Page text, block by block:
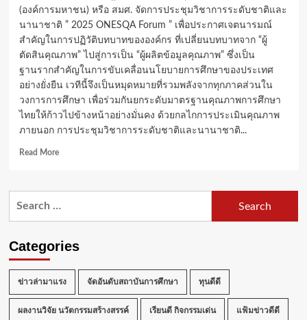
(องค์การมหาชน) หรือ สมศ. จัดการประชุมวิชาการระดับชาติและ
นานาชาติ ” 2025 ONESQA Forum ” เพื่อประกาศเจตนารมณ์
สำคัญในการปฏิวัติบทบาทขององค์กร ที่เปลี่ยนบทบาทจาก “ผู้
ตัดสินคุณภาพ” ไปสู่การเป็น “ผู้ผลิตข้อมูลคุณภาพ” ซึ่งเป็น
ฐานรากสำคัญในการขับเคลื่อนนโยบายการศึกษาของประเทศ
อย่างยั่งยืน เวทีนี้จึงเป็นหมุดหมายที่รวมพลังจากทุกภาคส่วนใน
วงการการศึกษา เพื่อร่วมกันยกระดับมาตรฐานคุณภาพการศึกษา
ไทยให้ก้าวไปข้างหน้าอย่างมั่นคง ด้วยกลไกการประเมินคุณภาพ
ภายนอก การประชุมวิชาการระดับชาติและนานาชาติ...
Read MoreRead
สมศ.
วิชาการ
และ
นานาชาติ
“2025
Categories
ข่าวล่ามาแรง จัดอันดับสถาบันการศึกษา ทุนดีดี
ผลงานวิจัย นวัตกรรมสร้างสรรค์ เรียนดี กิจกรรมเด่น แฟ้มข่าวดีดี